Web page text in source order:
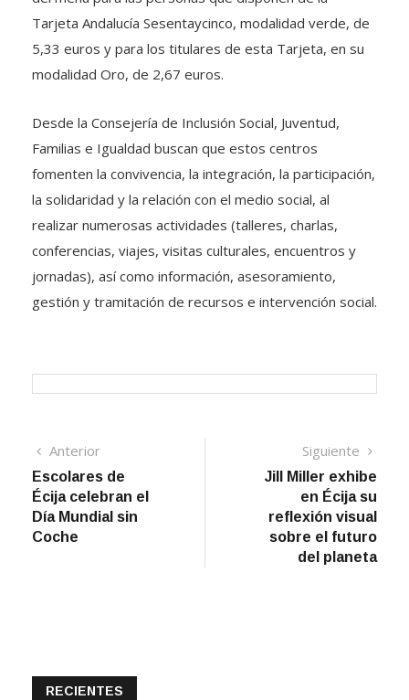
Tarjeta Andalucía Sesentaycinco, modalidad verde, de
5,33 euros y para los titulares de esta Tarjeta, en su
modalidad Oro, de 2,67 euros.
Desde la Consejería de Inclusión Social, Juventud,
Familias e Igualdad buscan que estos centros
fomenten la convivencia, la integración, la participación,
la solidaridad y la relación con el medio social, al
realizar numerosas actividades (talleres, charlas,
conferencias, viajes, visitas culturales, encuentros y
jornadas), así como información, asesoramiento,
gestión y tramitación de recursos e intervención social.
Navegación
de
entradas
AnteriorArtículo
anterior
Escolares de
Écija celebran el
Día Mundial sin
Coche
Siguiente
Jill Miller exhibe
en Écija su
reflexión visual
sobre el futuro
del planeta
RECIENTES